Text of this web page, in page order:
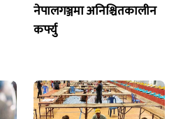
नेपालगञ्जमा अनिश्चितकालीन
कर्फ्यु